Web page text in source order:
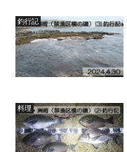
釣行記
料理